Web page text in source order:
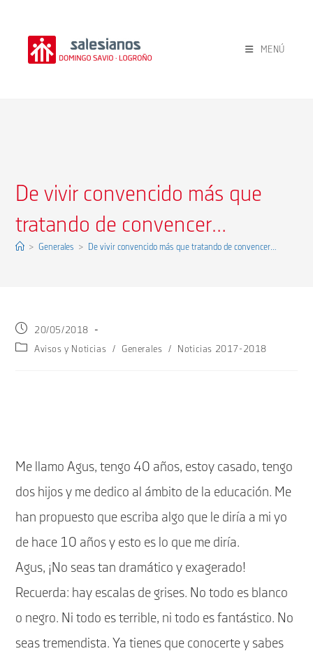
contenido
MENÚ
De vivir convencido más que
tratando de convencer…
> Generales > De vivir convencido más que tratando de convencer…
Publicación
de
la
20/05/2018
CategoríaAvisos y Noticias / Generales / Noticias 2017-2018
Me llamo Agus, tengo 40 años, estoy casado, tengo
dos hijos y me dedico al ámbito de la educación. Me
han propuesto que escriba algo que le diría a mi yo
de hace 10 años y esto es lo que me diría.
Agus, ¡No seas tan dramático y exagerado!
Recuerda: hay escalas de grises. No todo es blanco
o negro. Ni todo es terrible, ni todo es fantástico. No
seas tremendista. Ya tienes que conocerte y sabes